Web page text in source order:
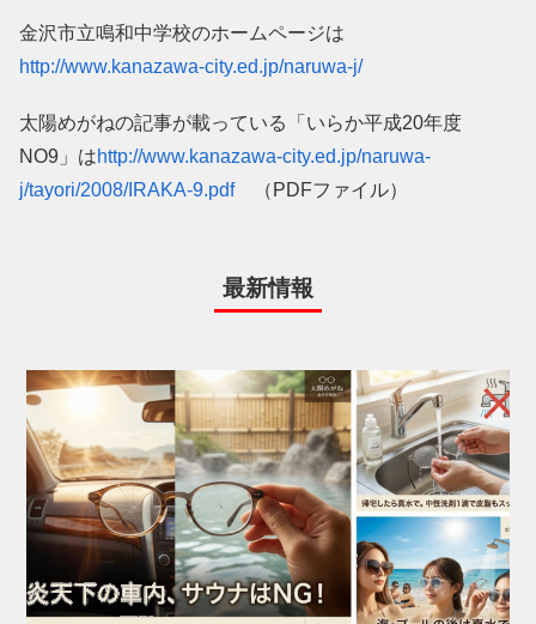
金沢市立鳴和中学校のホームページは
http://www.kanazawa-city.ed.jp/naruwa-j/
太陽めがねの記事が載っている「いらか平成20年度
NO9」はhttp://www.kanazawa-city.ed.jp/naruwa-
j/tayori/2008/IRAKA-9.pdf（PDFファイル）
最新情報